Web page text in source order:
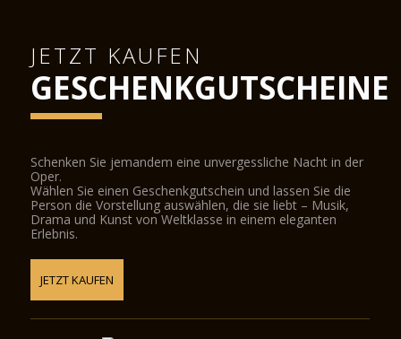
JETZT KAUFEN
GESCHENKGUTSCHEINE
Schenken Sie jemandem eine unvergessliche Nacht in der
Oper.
Wählen Sie einen Geschenkgutschein und lassen Sie die
Person die Vorstellung auswählen, die sie liebt – Musik,
Drama und Kunst von Weltklasse in einem eleganten
Erlebnis.
JETZT KAUFEN